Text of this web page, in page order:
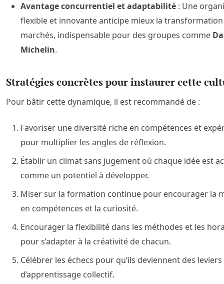
Avantage concurrentiel et adaptabilité: Une
flexible et innovante anticipe mieux la
marchés, indispensable pour des groupes comme
Michelin.
Stratégies concrètes pour instaurer cette
Pour bâtir cette dynamique, il est recommandé de :
Favoriser une diversité riche en compétences et
pour multiplier les angles de réflexion.
Établir un climat sans jugement où chaque idée est
comme un potentiel à développer.
Miser sur la formation continue pour encourager la
en compétences et la curiosité.
Encourager la flexibilité dans les méthodes et les
pour s’adapter à la créativité de chacun.
Célébrer les échecs pour qu’ils deviennent des leviers
d’apprentissage collectif.